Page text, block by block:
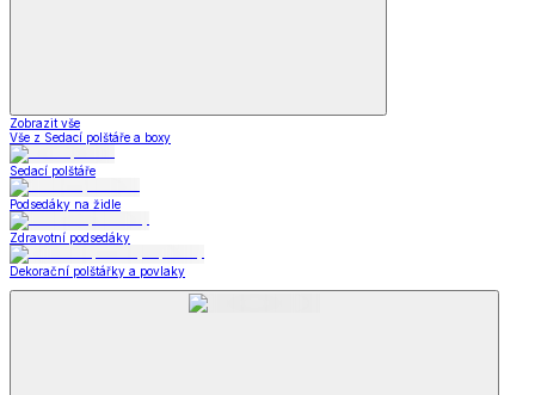
Zobrazit vše
Vše z Sedací polštáře a boxy
Sedací polštáře
Podsedáky na židle
Zdravotní podsedáky
Dekorační polštářky a povlaky